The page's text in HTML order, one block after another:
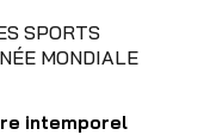
SPORTS
MONDIALE
intemporel